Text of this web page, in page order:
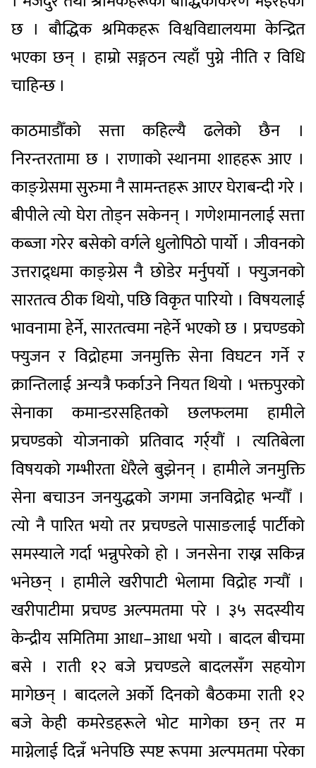
छ । बौद्धिक श्रमिकहरू विश्वविद्यालयमा केन्द्रित
भएका छन् । हाम्रो सङ्गठन त्यहाँ पुग्ने नीति र विधि
चाहिन्छ ।
काठमाडौँको सत्ता कहिल्यै ढलेको छैन ।
निरन्तरतामा छ । राणाको स्थानमा शाहहरू आए ।
काङ्ग्रेसमा सुरुमा नै सामन्तहरू आएर घेराबन्दी गरे ।
बीपीले त्यो घेरा तोड्न सकेनन् । गणेशमानलाई सत्ता
कब्जा गरेर बसेको वर्गले धुलोपिठो पार्यो । जीवनको
उत्तराद्र्धमा काङ्ग्रेस नै छोडेर मर्नुपर्यो । फ्युजनको
सारतत्व ठीक थियो, पछि विकृत पारियो । विषयलाई
भावनामा हेर्ने, सारतत्वमा नहेर्ने भएको छ । प्रचण्डको
फ्युजन र विद्रोहमा जनमुक्ति सेना विघटन गर्ने र
क्रान्तिलाई अन्यत्रै फर्काउने नियत थियो । भक्तपुरको
सेनाका कमान्डरसहितको छलफलमा हामीले
प्रचण्डको योजनाको प्रतिवाद गर्र्यौं । त्यतिबेला
विषयको गम्भीरता धेरैले बुझेनन् । हामीले जनमुक्ति
सेना बचाउन जनयुद्धको जगमा जनविद्रोह भन्यौँ ।
त्यो नै पारित भयो तर प्रचण्डले पासाङलाई पार्टीको
समस्याले गर्दा भन्नुपरेको हो । जनसेना राख्न सकिन्न
भनेछन् । हामीले खरीपाटी भेलामा विद्रोह गऱ्यौं ।
खरीपाटीमा प्रचण्ड अल्पमतमा परे । ३५ सदस्यीय
केन्द्रीय समितिमा आधा–आधा भयो । बादल बीचमा
बसे । राती १२ बजे प्रचण्डले बादलसँग सहयोग
मागेछन् । बादलले अर्को दिनको बैठकमा राती १२
बजे केही कमरेडहरूले भोट मागेका छन् तर म
माग्नेलाई दिन्नँ भनेपछि स्पष्ट रूपमा अल्पमतमा परेका